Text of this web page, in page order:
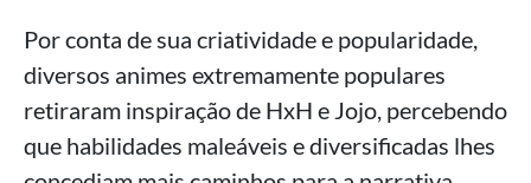
Por conta de sua criatividade e popularidade,
diversos animes extremamente populares
retiraram inspiração de HxH e Jojo, percebendo
que habilidades maleáveis e diversificadas lhes